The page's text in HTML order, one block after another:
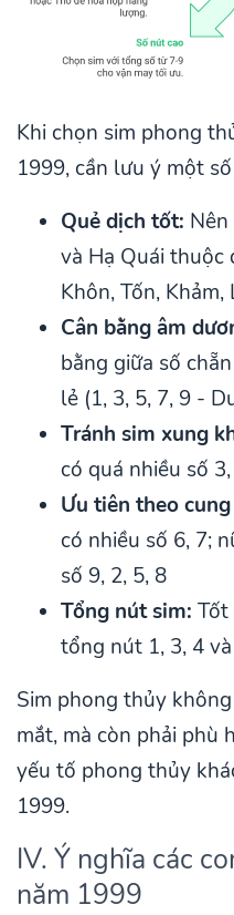
Khi chọn sim phong
1999, cần lưu ý một
Quẻ dịch tốt:
và Hạ Quái thuộc
Khôn, Tốn, Khảm,
Cân bằng âm
bằng giữa số
lẻ (1, 3, 5, 7, 9 -
Tránh sim xung
có quá nhiều số
Ưu tiên theo
có nhiều số 6, 7;
số 9, 2, 5, 8
Tổng nút sim:
tổng nút 1, 3, 4
Sim phong thủy
mắt, mà còn phải phù
yếu tố phong thủy
1999.
IV. Ý nghĩa các
năm 1999